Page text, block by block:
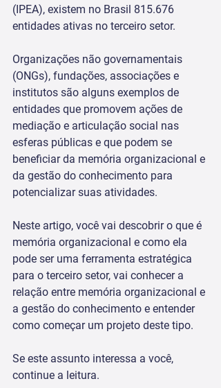
(IPEA), existem no Brasil 815.676
entidades ativas no terceiro setor.
Organizações não governamentais
(ONGs), fundações, associações e
institutos são alguns exemplos de
entidades que promovem ações de
mediação e articulação social nas
esferas públicas e que podem se
beneficiar da memória organizacional e
da gestão do conhecimento para
potencializar suas atividades.
Neste artigo, você vai descobrir o que é
memória organizacional e como ela
pode ser uma ferramenta estratégica
para o terceiro setor, vai conhecer a
relação entre memória organizacional e
a gestão do conhecimento e entender
como começar um projeto deste tipo.
Se este assunto interessa a você,
continue a leitura.